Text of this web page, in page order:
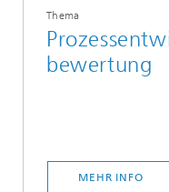
Thema
bewertung
MEHR INFO